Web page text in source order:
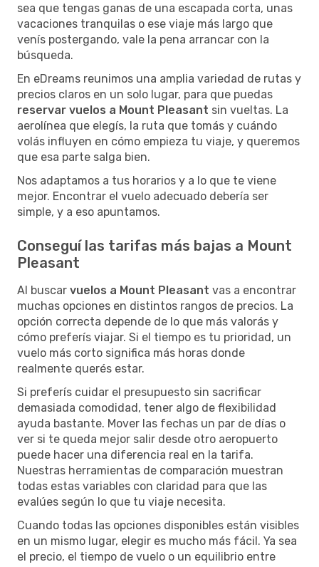
sea que tengas ganas de una escapada corta, unas
vacaciones tranquilas o ese viaje más largo que
venís postergando, vale la pena arrancar con la
búsqueda.
En eDreams reunimos una amplia variedad de rutas y
precios claros en un solo lugar, para que puedas
reservar vuelos a Mount Pleasant sin vueltas. La
aerolínea que elegís, la ruta que tomás y cuándo
volás influyen en cómo empieza tu viaje, y queremos
que esa parte salga bien.
Nos adaptamos a tus horarios y a lo que te viene
mejor. Encontrar el vuelo adecuado debería ser
simple, y a eso apuntamos.
Conseguí las tarifas más bajas a Mount
Pleasant
Al buscar vuelos a Mount Pleasant vas a encontrar
muchas opciones en distintos rangos de precios. La
opción correcta depende de lo que más valorás y
cómo preferís viajar. Si el tiempo es tu prioridad, un
vuelo más corto significa más horas donde
realmente querés estar.
Si preferís cuidar el presupuesto sin sacrificar
demasiada comodidad, tener algo de flexibilidad
ayuda bastante. Mover las fechas un par de días o
ver si te queda mejor salir desde otro aeropuerto
puede hacer una diferencia real en la tarifa.
Nuestras herramientas de comparación muestran
todas estas variables con claridad para que las
evalúes según lo que tu viaje necesita.
Cuando todas las opciones disponibles están visibles
en un mismo lugar, elegir es mucho más fácil. Ya sea
el precio, el tiempo de vuelo o un equilibrio entre